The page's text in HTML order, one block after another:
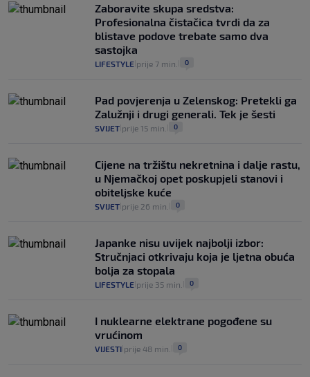
se dogodilo ništa. Vlada se zaljubila u te
intervencije"
VIJESTI 30. srp. 25
Zaboravite skupa sredstva:
Profesionalna čistačica tvrdi da za
blistave podove trebate samo dva
sastojka
LIFESTYLE prije 7 min. 0
Pad povjerenja u Zelenskog: Pretekli ga
Zalužnji i drugi generali. Tek je šesti
SVIJET prije 15 min. 0
Cijene na tržištu nekretnina i dalje rastu,
u Njemačkoj opet poskupjeli stanovi i
obiteljske kuće
SVIJET prije 26 min. 0
Japanke nisu uvijek najbolji izbor:
Stručnjaci otkrivaju koja je ljetna obuća
bolja za stopala
LIFESTYLE prije 35 min. 0
I nuklearne elektrane pogođene su
vrućinom
VIJESTI prije 48 min. 0